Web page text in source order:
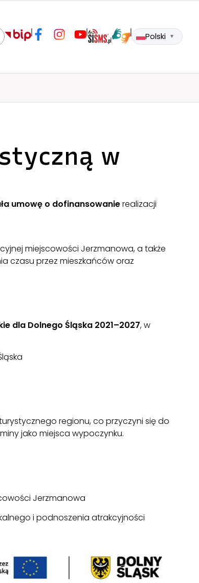
Polski ▼
w
umowę o dofinansowanierealizacji
miejscowości Jerzmanowa, a także
czasu przez mieszkańców oraz
dla Dolnego Śląska 2021–2027, w
regionu, co przyczyni się do
jako miejsca wypoczynku.
Jerzmanowa
i podnoszenia atrakcyjności